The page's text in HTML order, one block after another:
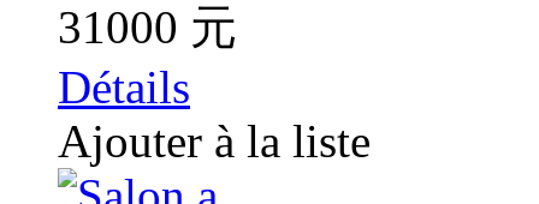
31000 元
Détails
Ajouter à la liste